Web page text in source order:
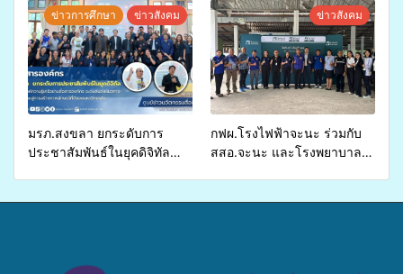
สุขภาพแก่ประชาชนในพื้นที่
อำเภอจะนะ
จ่ายงบกองทุนสุขภาพตำบล
รองรับการจัดบริการพาหนะรับ
ส่งผู้ทุพพลภาพเพื่อเข้ารับ
บริการสาธารณสุข ลดความ
เหลื่อมล้ำ ยกระดับคุณภาพ
ชีวิตประชาชนอย่างยั่งยืน
ข่าวการศึกษา ข่าวสังคม
มรภ.สงขลา ยกระดับการ
ประชาสัมพันธ์ในยุคดิจิทัล
ข่าวสังคม
กฟผ.โรงไฟฟ้าจะนะ ร่วมกับ
สสอ.จะนะ และโรงพยาบาล